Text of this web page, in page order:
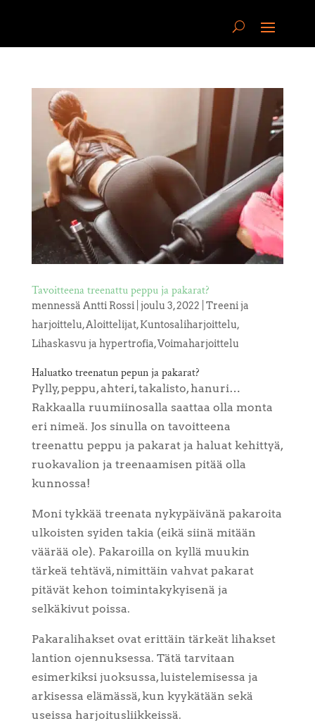
Tavoitteena treenattu peppu ja pakarat?
mennessä Antti Rossi| joulu 3, 2022
Treeni ja
harjoittelu,Aloittelijat,Kuntosaliharjoittelu,
Lihaskasvu ja hypertrofia,Voimaharjoittelu
Haluatko treenatun pepun ja pakarat?
Pylly, peppu, ahteri, takalisto, hanuri…
Rakkaalla ruumiinosalla saattaa olla monta
eri nimeä. Jos sinulla on tavoitteena
treenattu peppu ja pakarat ja haluat kehittyä,
ruokavalion ja treenaamisen pitää olla
kunnossa!
Moni tykkää treenata nykypäivänä pakaroita
ulkoisten syiden takia (eikä siinä mitään
väärää ole). Pakaroilla on kyllä muukin
tärkeä tehtävä, nimittäin vahvat pakarat
pitävät kehon toimintakykyisenä ja
selkäkivut poissa.
Pakaralihakset ovat erittäin tärkeät lihakset
lantion ojennuksessa. Tätä tarvitaan
esimerkiksi juoksussa, luistelemisessa ja
arkisessa elämässä, kun kyykätään sekä
useissa harjoitusliikkeissä.